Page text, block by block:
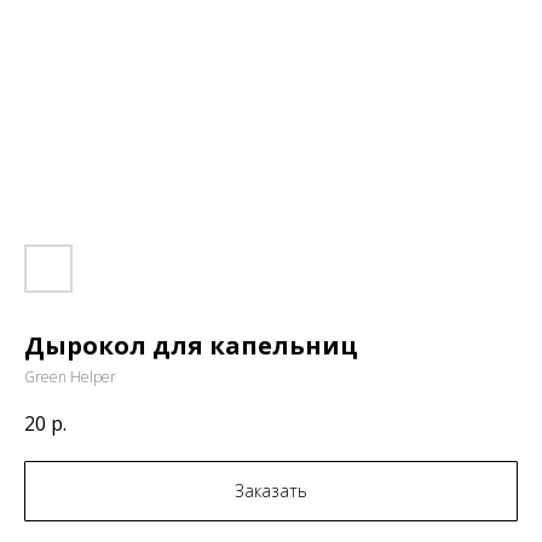
Дырокол для капельниц
Green Helper
20 р.
Заказать